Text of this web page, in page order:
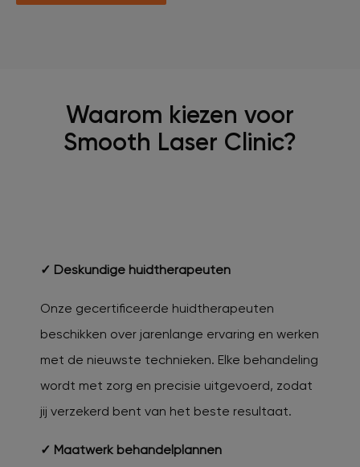
Waarom kiezen voor
Smooth Laser Clinic?
✓ Deskundige huidtherapeuten
Onze gecertificeerde huidtherapeuten
beschikken over jarenlange ervaring en werken
met de nieuwste technieken. Elke behandeling
wordt met zorg en precisie uitgevoerd, zodat
jij verzekerd bent van het beste resultaat.
✓ Maatwerk behandelplannen